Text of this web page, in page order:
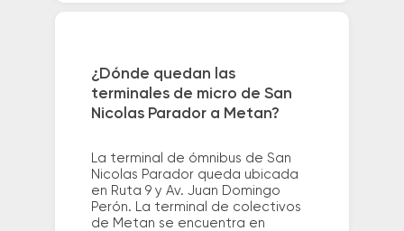
¿Dónde quedan las
terminales de micro de San
Nicolas Parador a Metan?
La terminal de ómnibus de San
Nicolas Parador queda ubicada
en Ruta 9 y Av. Juan Domingo
Perón. La terminal de colectivos
de Metan se encuentra en